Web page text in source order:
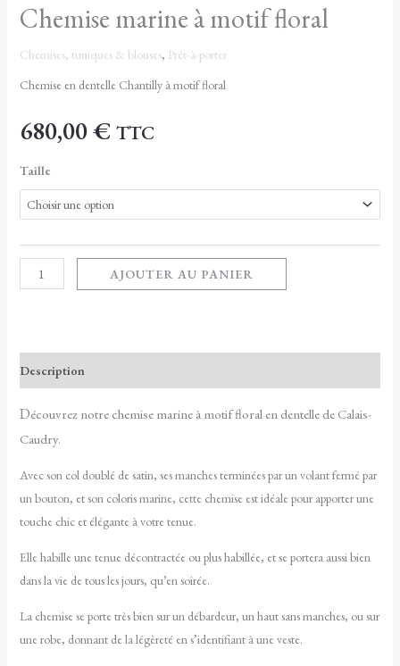
Chemise marine à motif floral
Chemises, tuniques & blouses, Prêt-à-porter
Chemise en dentelle Chantilly à motif floral
680,00€ TTC
Taille
AJOUTER AU PANIER
Description
Découvrez notre chemise marine à motif floral en dentelle de Calais-
Caudry.
Avec son col doublé de satin, ses manches terminées par un volant fermé par
un bouton, et son coloris marine, cette chemise est idéale pour apporter une
touche chic et élégante à votre tenue.
Elle habille une tenue décontractée ou plus habillée, et se portera aussi bien
dans la vie de tous les jours, qu’en soirée.
La chemise se porte très bien sur un débardeur, un haut sans manches, ou sur
une robe, donnant de la légèreté en s’identifiant à une veste.